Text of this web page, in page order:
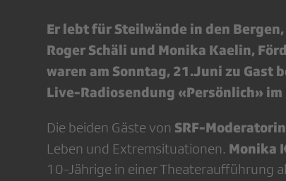
Er lebt für Steilwände in den
Roger Schäli und Monika Kaelin,
waren am Sonntag, 21.Juni zu Gast
Live-Radiosendung «Persönlich»
Die beiden Gäste von SRF-
Leben und Extremsituationen. Monika
10-Jährige in einer Theateraufführung